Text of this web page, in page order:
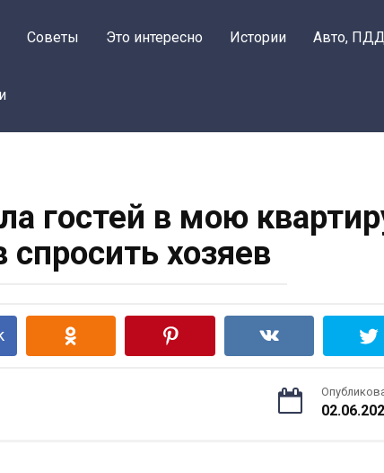
Советы Это интересно Истории Авто, ПДД
гостей в мою
спросить хозяев